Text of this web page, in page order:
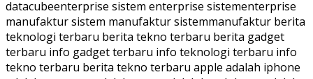
datacubeenterprise sistem enterprise sistementerprise
manufaktur sistem manufaktur sistemmanufaktur berita
teknologi terbaru berita tekno terbaru berita gadget
terbaru info gadget terbaru info teknologi terbaru info
tekno terbaru berita tekno terbaru apple adalah iphone